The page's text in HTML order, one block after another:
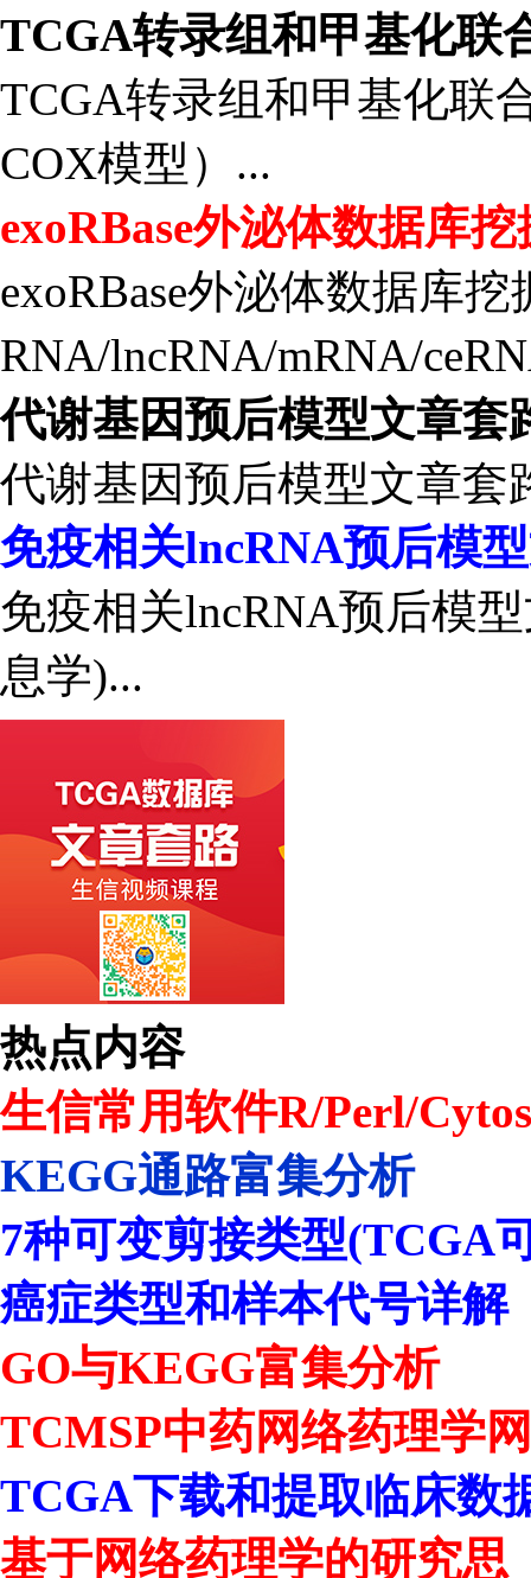
TCGA转录组和甲基化联
TCGA转录组和甲基化联
COX模型）...
exoRBase外泌体数据库
exoRBase外泌体数据库挖
RNA/lncRNA/mRNA/
代谢基因预后模型文章套
代谢基因预后模型文章套
免疫相关lncRNA预后模
免疫相关lncRNA预后模
息学)...
热点内容
生信常用软件R/Perl/
KEGG通路富集分析
7种可变剪接类型(TCGA
癌症类型和样本代号详解
GO与KEGG富集分析
TCMSP中药网络药理学
TCGA下载和提取临床数
基于网络药理学的研究思